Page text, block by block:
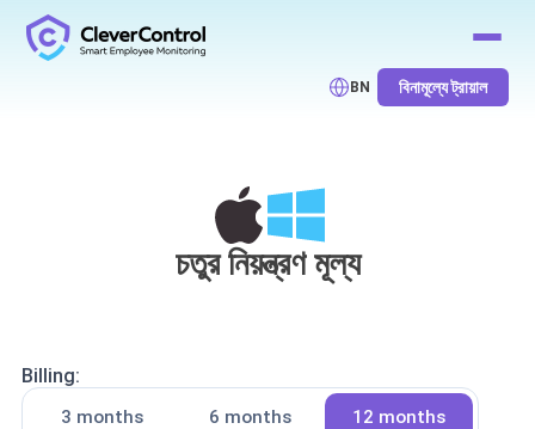
BN বিনামূল্যে ট্রায়াল
চতুর নিয়ন্ত্রণ মূল্য
Billing:
3 months 6 months 12 months